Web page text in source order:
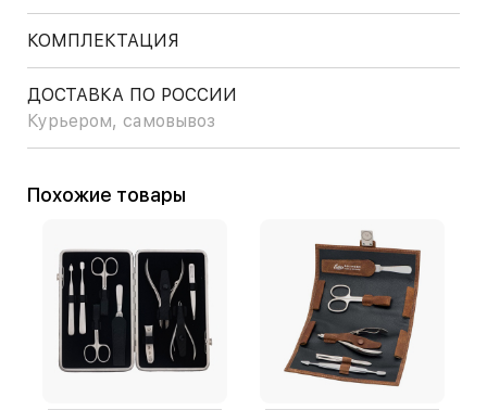
КОМПЛЕКТАЦИЯ
ДОСТАВКА ПО РОССИИ
Курьером, самовывоз
Похожие товары